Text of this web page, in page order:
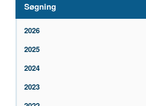
Søgning
2026
2025
2024
2023